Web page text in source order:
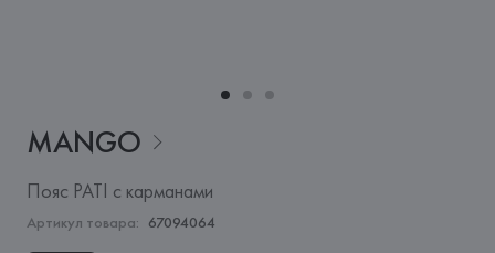
MANGO
Пояс PATI с карманами
Артикул товара: 67094064